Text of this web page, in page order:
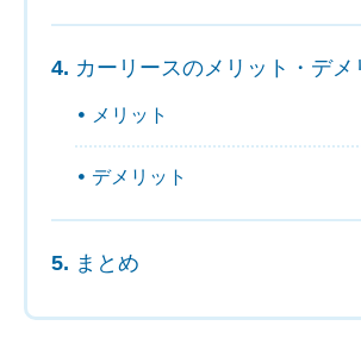
カーリースのメリット・デメ
メリット
デメリット
まとめ